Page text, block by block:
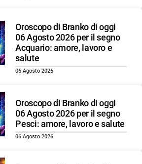
Oroscopo di Branko di oggi
06 Agosto 2026 per il segno
Acquario: amore, lavoro e
salute
06 Agosto 2026
Oroscopo di Branko di oggi
06 Agosto 2026 per il segno
Pesci: amore, lavoro e salute
06 Agosto 2026